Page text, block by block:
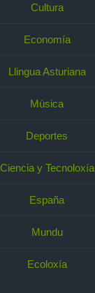
Cultura
Economía
Llingua Asturiana
Música
Deportes
Ciencia y Tecnoloxía
España
Mundu
Ecoloxía